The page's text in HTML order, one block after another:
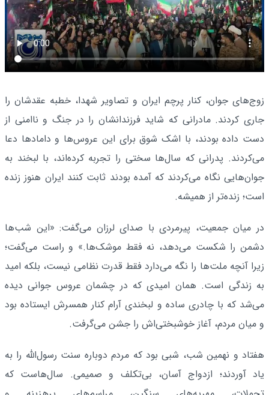
زوج‌های جوان، کنار پرچم ایران و تصاویر شهدا، خطبه عقدشان را
جاری کردند. مادرانی که شاید فرزندانشان را در جنگ و ناامنی از
دست داده بودند، با اشک شوق برای این عروس‌ها و دامادها دعا
می‌کردند. پدرانی که سال‌ها سختی را تجربه کرده‌اند، با لبخند به
جوان‌هایی نگاه می‌کردند که آمده بودند ثابت کنند ایران هنوز زنده
است؛ زنده‌تر از همیشه.
در میان جمعیت، پیرمردی با صدای لرزان می‌گفت: «این شب‌ها
دشمن را شکست می‌دهد، نه فقط موشک‌ها.» و راست می‌گفت؛
زیرا آنچه ملت‌ها را نگه می‌دارد فقط قدرت نظامی نیست، بلکه امید
به زندگی است. همان امیدی که در چشمان عروس جوانی دیده
می‌شد که با چادری ساده و لبخندی آرام کنار همسرش ایستاده بود
و میان مردم، آغاز خوشبختی‌اش را جشن می‌گرفت.
هفتاد و نهمین شب، شبی بود که مردم دوباره سنت رسول‌الله را به
یاد آوردند؛ ازدواج آسان، بی‌تکلف و صمیمی. سال‌هاست که